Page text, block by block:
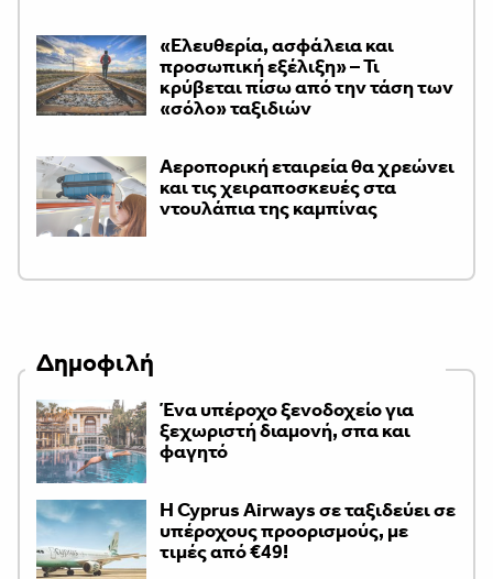
«Ελευθερία, ασφάλεια και
προσωπική εξέλιξη» – Τι
κρύβεται πίσω από την τάση των
«σόλο» ταξιδιών
Αεροπορική εταιρεία θα χρεώνει
και τις χειραποσκευές στα
ντουλάπια της καμπίνας
Δημοφιλή
Ένα υπέροχο ξενοδοχείο για
ξεχωριστή διαμονή, σπα και
φαγητό
H Cyprus Airways σε ταξιδεύει σε
υπέροχους προορισμούς, με
τιμές από €49!